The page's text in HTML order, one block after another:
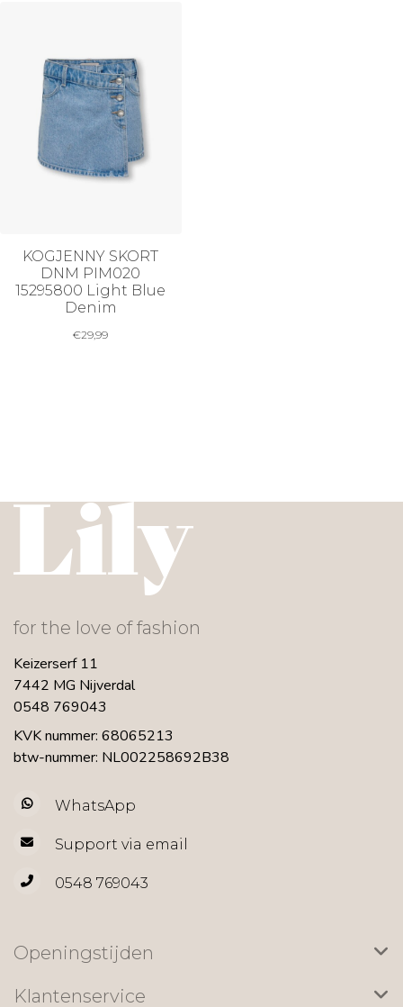
KOGJENNY SKORT
DNM PIM020
15295800 Light Blue
Denim
€29,99
for the love of fashion
Keizerserf 11
7442 MG Nijverdal
0548 769043
KVK nummer: 68065213
btw-nummer: NL002258692B38
WhatsApp
Support via email
0548 769043
Openingstijden
Klantenservice